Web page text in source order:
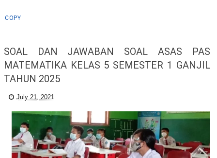
COPY
SOAL DAN JAWABAN SOAL ASAS PAS
MATEMATIKA KELAS 5 SEMESTER 1 GANJIL
TAHUN 2025
July 21, 2021